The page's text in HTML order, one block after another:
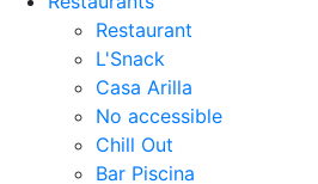
Restaurant
L'Snack
Casa Arilla
No accessible
Chill Out
Bar Piscina